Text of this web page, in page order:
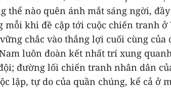
thể nào quên ánh mắt sáng ngời,
mỗi khi đề cập tới cuộc chiến tranh ở
chắc vào thắng lợi cuối cùng của
luôn đoàn kết nhất trí xung
đường lối chiến tranh nhân dân
lập, tự do của quần chúng, kể cả ở